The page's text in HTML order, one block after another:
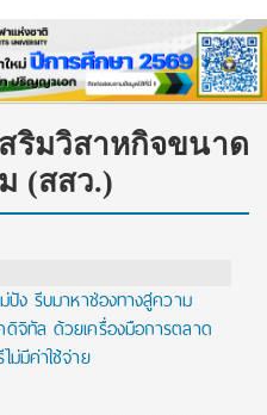
ริมวิสาหกิจขนาด
(สสว.)
ปัง รีบมาหาช่องทางสู่ความ
จิทัล ด้วยเครื่องมือการตลาด
ม่มีค่าใช้จ่าย